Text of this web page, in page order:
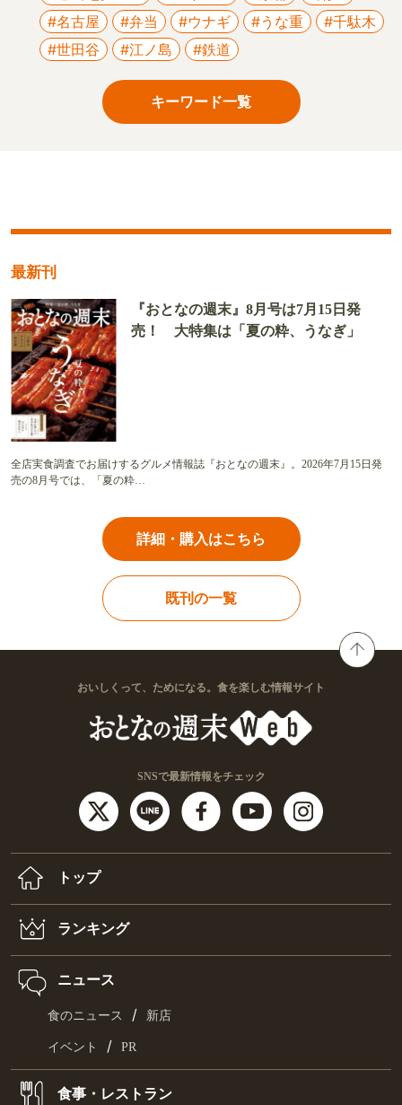
#名古屋
#弁当 #ウナギ #うな重
#千駄木
#世田谷
#江ノ島 #鉄道
キーワード一覧
最新刊
『おとなの週末』8月号は7月15日発
売！ 大特集は「夏の粋、うなぎ」
全店実食調査でお届けするグルメ情報誌『おとなの週末』。2026年7月15日発
売の8月号では、「夏の粋…
詳細・購入はこちら
既刊の一覧
おいしくって、ためになる。食を楽しむ情報サイト
SNSで最新情報をチェック
トップ
ランキング
ニュース
食のニュース / 新店
イベント / PR
食事・レストラン